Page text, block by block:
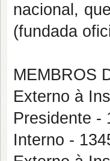
nacional,
(fundada
MEMBROS
Externo à
Presidente -
Interno -